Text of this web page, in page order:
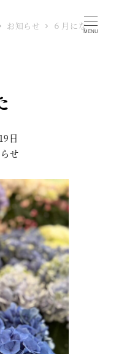
MENU
お知らせ
６月にな
日
ーせ